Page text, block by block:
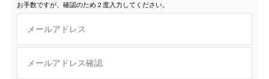
お手数ですが、確認のため２度入力してください。